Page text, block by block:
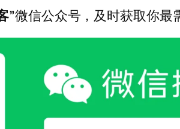
”微信公众号，及时获取你最